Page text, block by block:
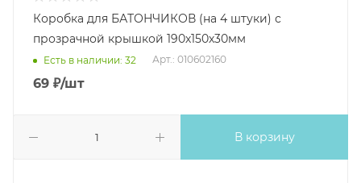
Коробка для БАТОНЧИКОВ (на 4 штуки) с
прозрачной крышкой 190х150х30мм
Есть в наличии: 32 Арт.: 010602160
69 ₽/шт
В корзину